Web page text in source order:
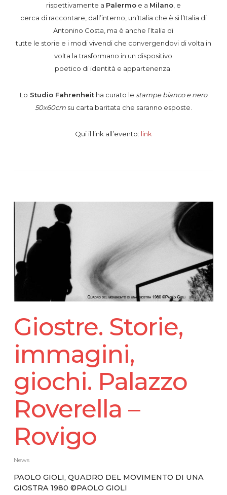
rispettivamente a Palermoe a Milano, e
cerca di raccontare, dall’interno, un’Italia che è sì l’Italia di
Antonino Costa, ma è anche l’Italia di
tutte le storie e i modi vivendi che convergendovi di volta in
volta la trasformano in un dispositivo
poetico di identità e appartenenza.
Lo Studio Fahrenheitha curato le stampe bianco e nero
50x60cmsu carta baritata che saranno esposte.
Qui il link all’evento: link
Giostre. Storie,
immagini,
giochi. Palazzo
Roverella –
Rovigo
News
PAOLO GIOLI, QUADRO DEL MOVIMENTO DI UNA
GIOSTRA 1980 ©PAOLO GIOLI